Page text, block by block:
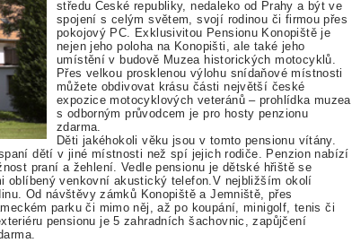
středu České republiky, nedaleko od Prahy a být ve
spojení s celým světem, svojí rodinou či firmou přes
pokojový PC. Exklusivitou Pensionu Konopiště je
nejen jeho poloha na Konopišti, ale také jeho
umístění v budově Muzea historických motocyklů.
Přes velkou prosklenou výlohu snídaňové místnosti
můžete obdivovat krásu části největší české
expozice motocyklových veteránů – prohlídka muzea
s odborným průvodcem je pro hosty penzionu
zdarma.
Děti jakéhokoli věku jsou v tomto pensionu vítány.
dětí v jiné místnosti než spí jejich rodiče. Penzion nabízí
praní a žehlení. Vedle pensionu je dětské hřiště se
oblíbený venkovní akustický telefon.V nejbližším okolí
Od návštěvy zámků Konopiště a Jemniště, přes
parku či mimo něj, až po koupání, minigolf, tenis či
pensionu je 5 zahradních šachovnic, zapůjčení